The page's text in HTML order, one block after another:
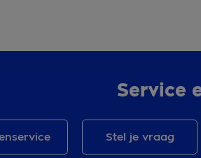
Service
Stel je vraag